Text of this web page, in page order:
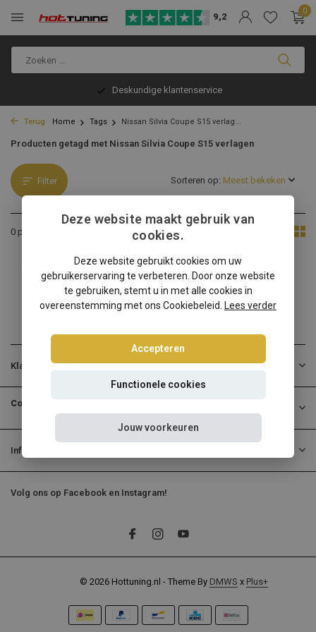
9,2
0
Deskundige klantenservice
Terug Home Tags Nissan Silvia Coupe S15 verlag...
Producten getagd met Nissan Silvia Coupe S15 verlagen
Filter
0 producten
Sorteren op:
Geen producten gevonden!...
Klantenservice
Contactgegevens
Informatie
Volg ons op Facebook en Instagram!
© 2026 Hottuning.nl - Theme By DMWS x Plus+
Deze website maakt gebruik van
cookies.
Deze website gebruikt cookies om uw
gebruikerservaring te verbeteren. Door onze website
te gebruiken, stemt u in met alle cookies in
overeenstemming met ons Cookiebeleid. Lees verder
Accepteren
Functionele cookies
Jouw voorkeuren